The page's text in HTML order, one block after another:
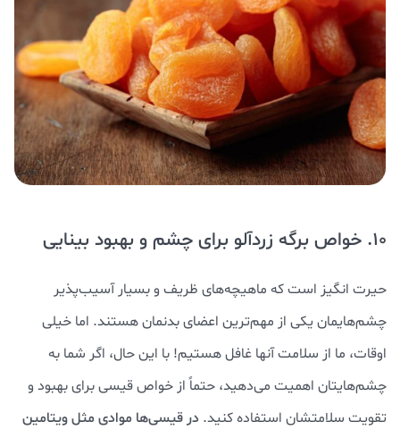
10. خواص برگه زردآلو برای چشم و بهبود بینایی
حیرت انگیز است که ماهیچه‌های ظریف و بسیار آسیب‌پذیر
چشم‌هایمان یکی از مهم‌ترین اعضای بدنمان هستند. اما خیلی
اوقات، ما از سلامت آنها غافل هستیم! با این حال، اگر شما به
چشم‌هایتان اهمیت می‌دهید، حتماً از خواص قیسی برای بهبود و
تقویت سلامتشان استفاده کنید. در قیسی‌ها موادی مثل ویتامین